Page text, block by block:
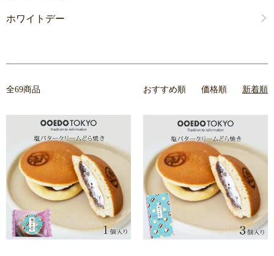
ホワイトデー
全69商品 おすすめ順 価格順 新着順